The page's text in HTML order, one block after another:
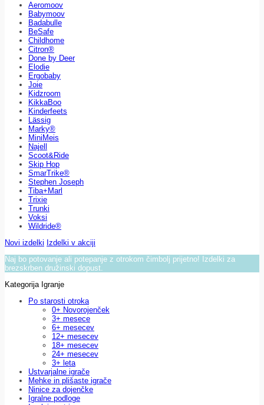
Aeromoov
Babymoov
Badabulle
BeSafe
Childhome
Citron®
Done by Deer
Elodie
Ergobaby
Joie
Kidzroom
KikkaBoo
Kinderfeets
Lässig
Marky®
MiniMeis
Najell
Scoot&Ride
Skip Hop
SmarTrike®
Stephen Joseph
Tiba+Marl
Trixie
Trunki
Voksi
Wildride®
Novi izdelki Izdelki v akciji
Naj bo potovanje ali potepanje z otrokom čimbolj prijetno! Izdelki za
brezskrben družinski dopust.
Kategorija Igranje
Po starosti otroka
0+ Novorojenček
3+ mesece
6+ mesecev
12+ mesecev
18+ mesecev
24+ mesecev
3+ leta
Ustvarjalne igrače
Mehke in plišaste igrače
Ninice za dojenčke
Igralne podloge